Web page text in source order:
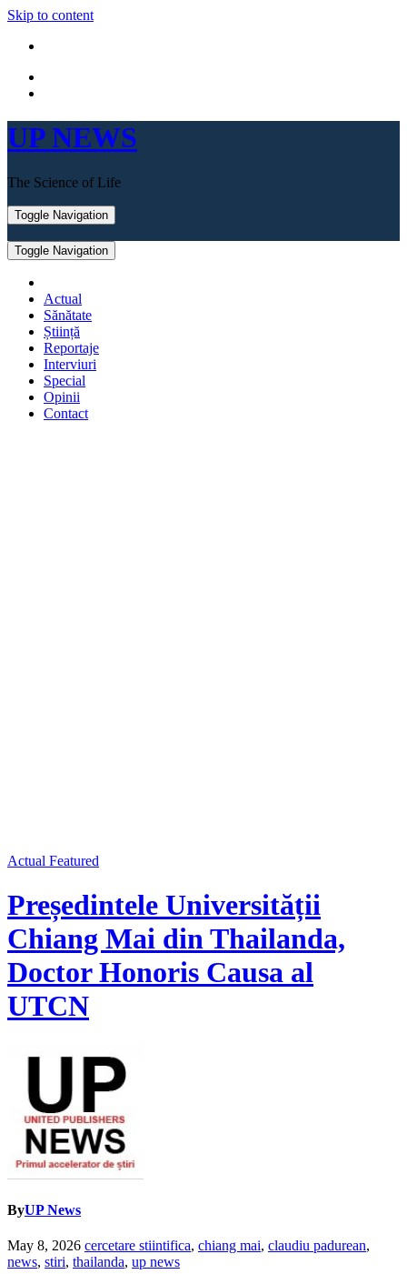
Skip to content
UP NEWS
The Science of Life
Toggle Navigation
Toggle Navigation
Actual
Sănătate
Știință
Reportaje
Interviuri
Special
Opinii
Contact
Actual Featured
Președintele Universității
Chiang Mai din Thailanda,
Doctor Honoris Causa al
UTCN
ByUP News
May 8, 2026 cercetare stiintifica, chiang mai, claudiu padurean,
news, stiri, thailanda, up news